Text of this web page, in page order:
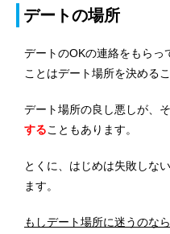
デートの場所
デートのOKの連絡をもらっ
ことはデート場所を決めるこ
デート場所の良し悪しが、
することもあります。
とくに、はじめは失敗しな
ます。
もしデート場所に迷うのな